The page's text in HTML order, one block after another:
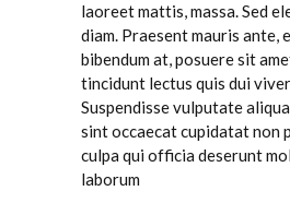
laoreet mattis, massa. Sed
diam. Praesent mauris ante,
bibendum at, posuere sit
tincidunt lectus quis dui
Suspendisse vulputate
sint occaecat cupidatat non
culpa qui officia deserunt
laborum